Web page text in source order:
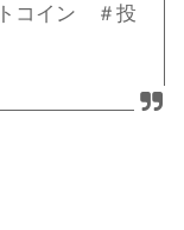
コイン ＃投